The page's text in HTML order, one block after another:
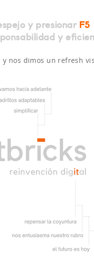
y presionar F5
y
nos dimos un refresh